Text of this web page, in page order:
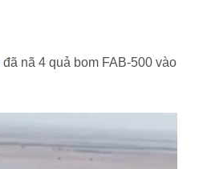
đã nã 4 quả bom FAB-500 vào